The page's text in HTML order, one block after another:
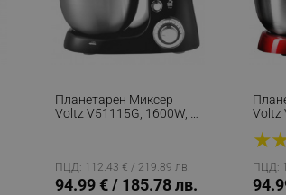
Планетарен Миксер
Voltz V51115G, 1600W, 5
ПЦД: 112.43 € / 219.89 лв.
94.99 € / 185.78 лв.
Voltz
★
ПЦД: